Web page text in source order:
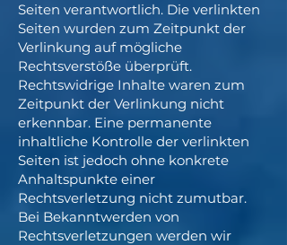
Seiten verantwortlich. Die verlinkten
Seiten wurden zum Zeitpunkt der
Verlinkung auf mögliche
Rechtsverstöße überprüft.
Rechtswidrige Inhalte waren zum
Zeitpunkt der Verlinkung nicht
erkennbar. Eine permanente
inhaltliche Kontrolle der verlinkten
Seiten ist jedoch ohne konkrete
Anhaltspunkte einer
Rechtsverletzung nicht zumutbar.
Bei Bekanntwerden von
Rechtsverletzungen werden wir